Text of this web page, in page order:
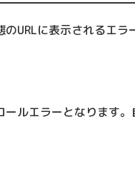
URLに表示されるエラ
ルエラーとなります